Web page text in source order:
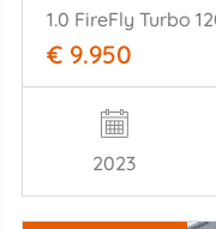
1.0 FireFly Turbo
€ 9.950
2023